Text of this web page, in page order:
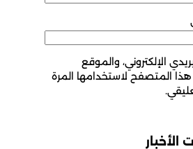
الإلكتروني، والموقع
المتصفح لاستخدامها المرة